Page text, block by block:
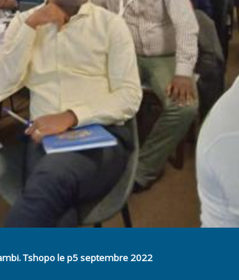
Tshopo le p5 septembre 2022